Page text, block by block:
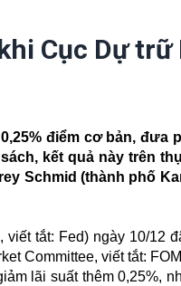
Cục Dự trữ
điểm cơ bản, đưa
kết quả này trên
Schmid (thành phố
tắt: Fed) ngày 10/12
Committee, viết tắt:
lãi suất thêm 0,25%,